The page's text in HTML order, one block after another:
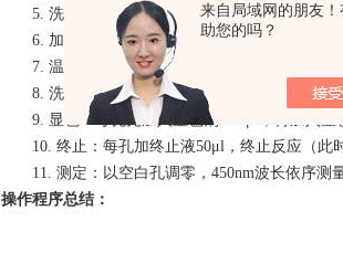
来自局域网的朋友
助您的吗？
5. 洗涤：小心揭掉封板膜，弃去液体，甩干
6. 加酶：每孔加入酶标试剂50μl，空白孔除外
7. 温育：操作同3。
8. 洗涤：操作同5。
9. 显色：每孔先加入显色剂
A50μl，再加入
10. 终止：每孔加终止液50μl，终止反应（此
11. 测定：以空白孔调零， 450nm波长依序测
操作程序总结：